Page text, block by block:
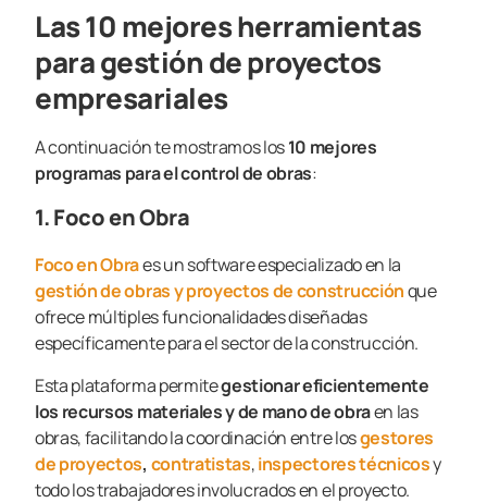
Las 10 mejores herramientas
para gestión de proyectos
empresariales
A continuación te mostramos los10 mejores
programas para el control de obras:
1. Foco en Obra
Foco en Obraes un software especializado en la
gestión de obras y proyectos de construcciónque
ofrece múltiples funcionalidades diseñadas
específicamente para el sector de la construcción.
Esta plataforma permitegestionar eficientemente
los recursos materiales y de mano de obraen las
obras, facilitando la coordinación entre losgestores
de proyectos, contratistas,inspectores técnicosy
todo los trabajadores involucrados en el proyecto.